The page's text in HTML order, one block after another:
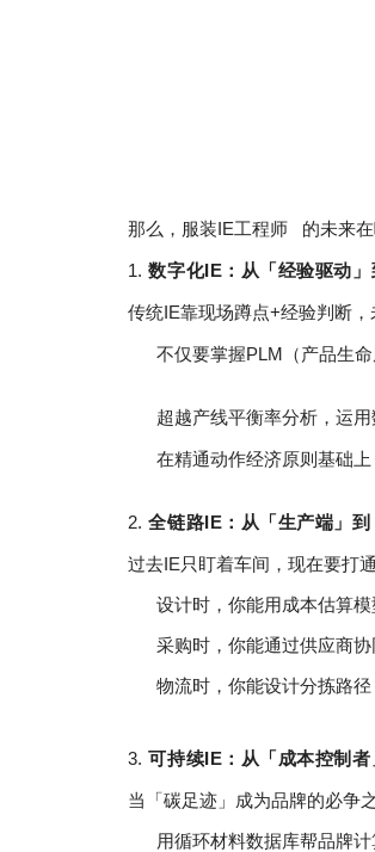
那么，服装IE工程师 的未来
1.数字化IE：从「经验驱动」
传统IE靠现场蹲点+经验判断，
不仅要掌握PLM（产品生
超越产线平衡率分析，运用
在精通动作经济原则基础
2.全链路IE：从「生产端」到
过去IE只盯着车间，现在要打
设计时，你能用成本估算
采购时，你能通过供应商
物流时，你能设计分拣路
3.可持续IE：从「成本控制者
当「碳足迹」成为品牌的必争
用循环材料数据库帮品牌